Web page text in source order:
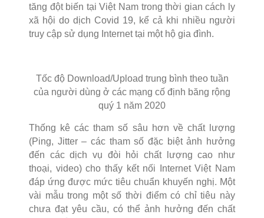
tăng đột biến tại Việt Nam trong thời gian cách ly
xã hội do dịch Covid 19, kể cả khi nhiều người
truy cập sử dụng Internet tại một hộ gia đình.
Tốc độ Download/Upload trung bình theo tuần
của người dùng ở các mạng cố định băng rộng
quý 1 năm 2020
Thống kê các tham số sâu hơn về chất lượng
(Ping, Jitter – các tham số đặc biệt ảnh hưởng
đến các dịch vụ đòi hỏi chất lượng cao như
thoại, video) cho thấy kết nối Internet Việt Nam
đáp ứng được mức tiêu chuẩn khuyến nghị. Một
vài mẫu trong một số thời điểm có chỉ tiêu này
chưa đạt yêu cầu, có thể ảnh hưởng đến chất